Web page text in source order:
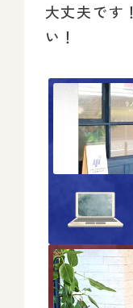
大丈夫です！
い！